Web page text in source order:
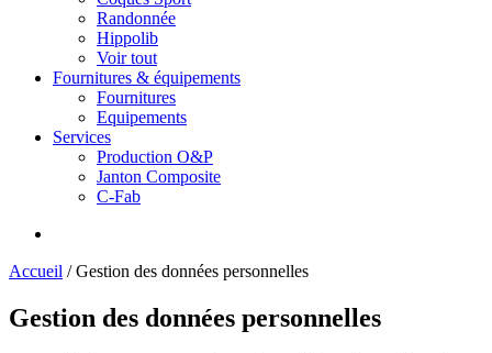
Randonnée
Hippolib
Voir tout
Fournitures & équipements
Fournitures
Equipements
Services
Production O&P
Janton Composite
C-Fab
Accueil /Gestion des données personnelles
Gestion des données personnelles